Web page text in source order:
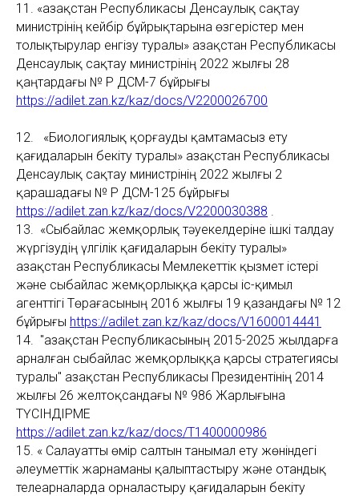
11. «Қазақстан Республикасы Денсаулық сақтау
министрінің кейбір бұйрықтарына өзгерістер мен
толықтырулар енгізу туралы» Қазақстан Республикасы
Денсаулық сақтау министрінің 2022 жылғы 28
қаңтардағы № ҚР ДСМ-7 бұйрығы
https://adilet.zan.kz/kaz/docs/V2200026700
12. «Биологиялық қорғауды қамтамасыз ету
қағидаларын бекіту туралы» Қазақстан Республикасы
Денсаулық сақтау министрінің 2022 жылғы 2
қарашадағы № ҚР ДСМ-125 бұйрығы
https://adilet.zan.kz/kaz/docs/V2200030388 .
13. «Сыбайлас жемқорлық тәуекелдеріне ішкі талдау
жүргізудің үлгілік қағидаларын бекіту туралы»
Қазақстан Республикасы Мемлекеттік қызмет істері
және сыбайлас жемқорлыққа қарсы іс-қимыл
агенттігі Төрағасының 2016 жылғы 19 қазандағы № 12
бұйрығы https://adilet.zan.kz/kaz/docs/V1600014441
14. "Қазақстан Республикасының 2015-2025 жылдарға
арналған сыбайлас жемқорлыққа қарсы стратегиясы
туралы" Қазақстан Республикасы Президентінің 2014
жылғы 26 желтоқсандағы № 986 Жарлығына
ТҮСІНДІРМЕ
https://adilet.zan.kz/kaz/docs/T1400000986
15. « Салауатты өмір салтын танымал ету жөніндегі
әлеуметтік жарнаманы қалыптастыру және отандық
телеарналарда орналастыру қағидаларын бекіту